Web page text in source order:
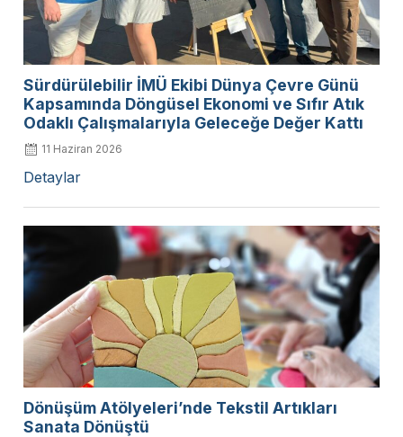
Sürdürülebilir İMÜ Ekibi Dünya Çevre Günü
Kapsamında Döngüsel Ekonomi ve Sıfır Atık
Odaklı Çalışmalarıyla Geleceğe Değer Kattı
11 Haziran 2026
Detaylar
Dönüşüm Atölyeleri’nde Tekstil Artıkları
Sanata Dönüştü